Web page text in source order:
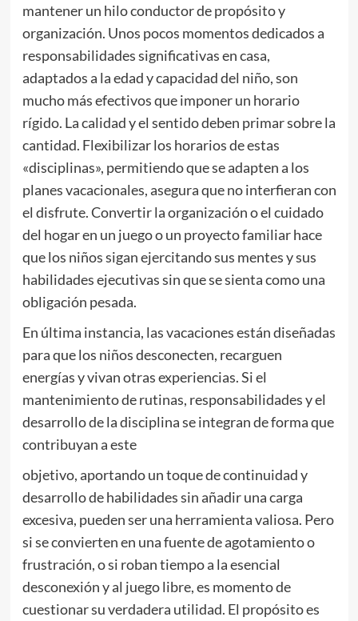
mantener un hilo conductor de propósito y
organización. Unos pocos momentos dedicados a
responsabilidades significativas en casa,
adaptados a la edad y capacidad del niño, son
mucho más efectivos que imponer un horario
rígido. La calidad y el sentido deben primar sobre la
cantidad. Flexibilizar los horarios de estas
«disciplinas», permitiendo que se adapten a los
planes vacacionales, asegura que no interfieran con
el disfrute. Convertir la organización o el cuidado
del hogar en un juego o un proyecto familiar hace
que los niños sigan ejercitando sus mentes y sus
habilidades ejecutivas sin que se sienta como una
obligación pesada.
En última instancia, las vacaciones están diseñadas
para que los niños desconecten, recarguen
energías y vivan otras experiencias. Si el
mantenimiento de rutinas, responsabilidades y el
desarrollo de la disciplina se integran de forma que
contribuyan a este
objetivo, aportando un toque de continuidad y
desarrollo de habilidades sin añadir una carga
excesiva, pueden ser una herramienta valiosa. Pero
si se convierten en una fuente de agotamiento o
frustración, o si roban tiempo a la esencial
desconexión y al juego libre, es momento de
cuestionar su verdadera utilidad. El propósito es